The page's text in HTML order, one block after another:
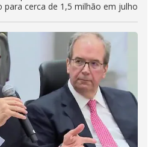
cerca de 1,5 milhão em julho